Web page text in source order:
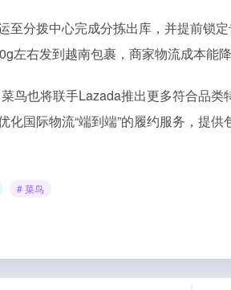
分拨中心完成分拣出库，并提前锁
右发到越南包裹，商家物流成本能降
鸟也将联手Lazada推出更多符合品
国际物流“端到端”的履约服务，提
# 菜鸟